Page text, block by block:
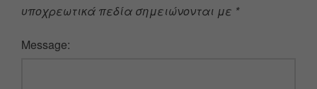
υποχρεωτικά πεδία σημειώνονται με *
Message: